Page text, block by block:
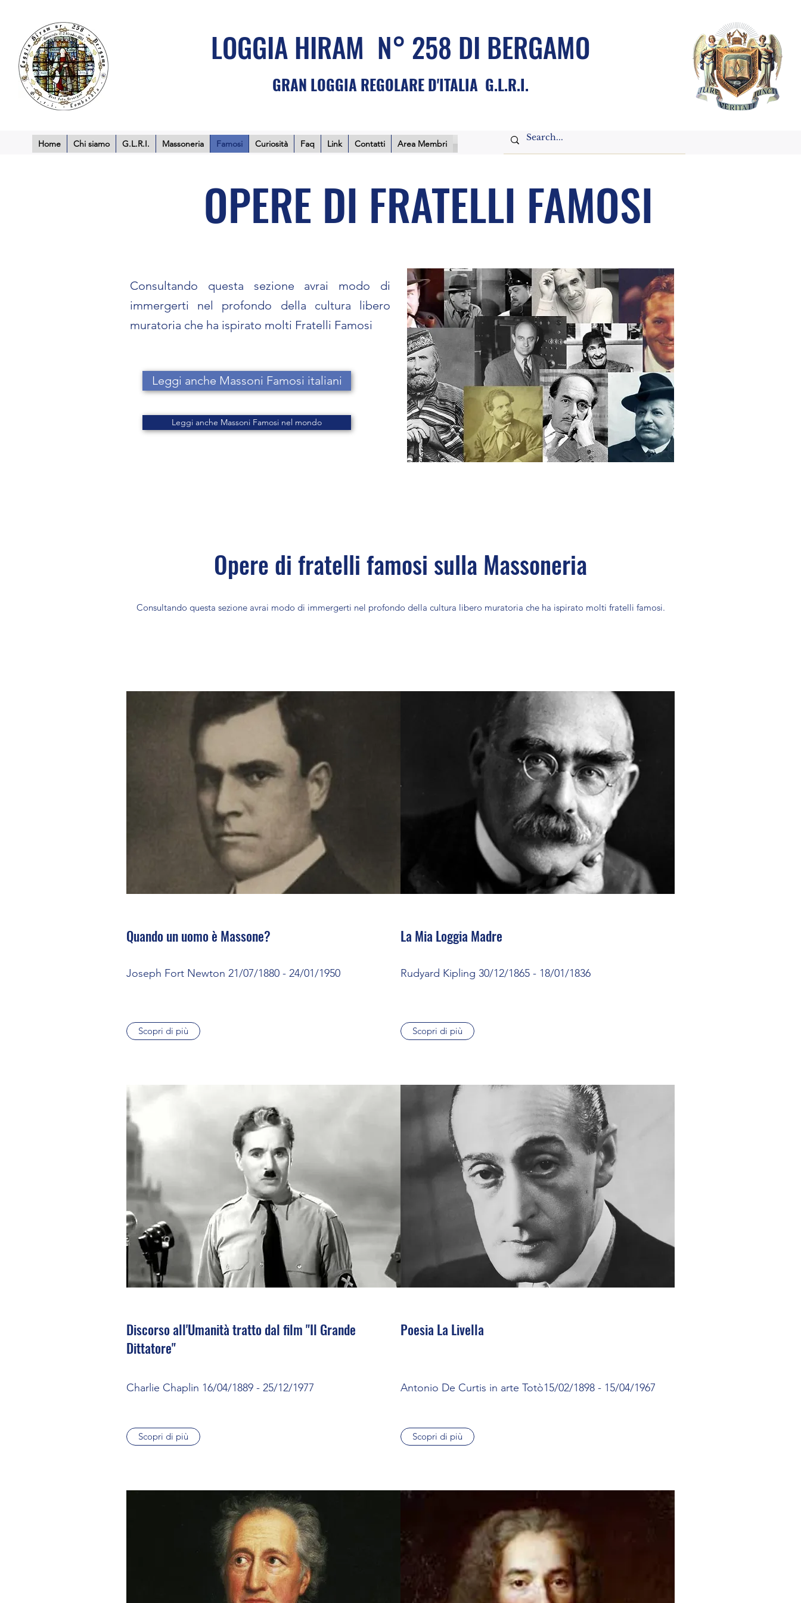
LOGGIA HIRAM N° 258 DI BERGAMO
GRAN LOGGIA REGOLARE D'ITALIA G.L.R.I.
Home Chi siamo G.L.R.I. Massoneria Famosi Curiosità Faq Link Contatti Area Membri
Consultando questa sezione avrai modo di
immergerti nel profondo della cultura libero
muratoria che ha ispirato molti Fratelli Famosi
Leggi anche Massoni Famosi italiani
Leggi anche Massoni Famosi nel mondo
OPERE DI FRATELLI FAMOSI
Opere di fratelli famosi sulla Massoneria
Consultando questa sezione avrai modo di immergerti nel profondo della cultura libero muratoria che ha ispirato molti fratelli famosi.
Quando un uomo è Massone?
Joseph Fort Newton 21/07/1880 - 24/01/1950
Scopri di più
La Mia Loggia Madre
Rudyard Kipling 30/12/1865 - 18/01/1836
Scopri di più
Discorso all'Umanità tratto dal film "Il Grande
Dittatore"
Charlie Chaplin 16/04/1889 - 25/12/1977
Scopri di più
Poesia La Livella
Antonio De Curtis in arte Totò15/02/1898 - 15/04/1967
Scopri di più